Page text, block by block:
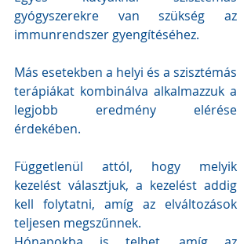
gyógyszerekre van szükség az
immunrendszer gyengítéséhez.
Más esetekben a helyi és a szisztémás
terápiákat kombinálva alkalmazzuk a
legjobb eredmény elérése
érdekében.
Függetlenül attól, hogy melyik
kezelést választjuk, a kezelést addig
kell folytatni, amíg az elváltozások
teljesen megszűnnek.